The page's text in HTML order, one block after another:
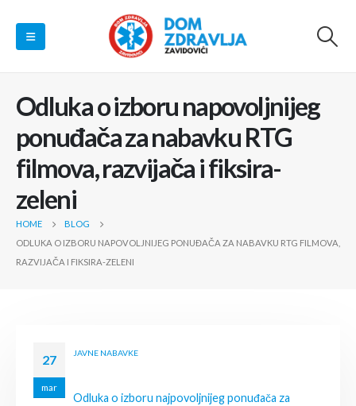
Odluka o izboru napovoljnijeg
ponuđača za nabavku RTG
filmova, razvijača i fiksira-
zeleni
HOME
BLOG
ODLUKA O IZBORU NAPOVOLJNIJEG PONUĐAČA ZA NABAVKU RTG FILMOVA,
RAZVIJAČA I FIKSIRA-ZELENI
27
mar
JAVNE NABAVKE
Odluka o izboru najpovoljnijeg ponuđača za